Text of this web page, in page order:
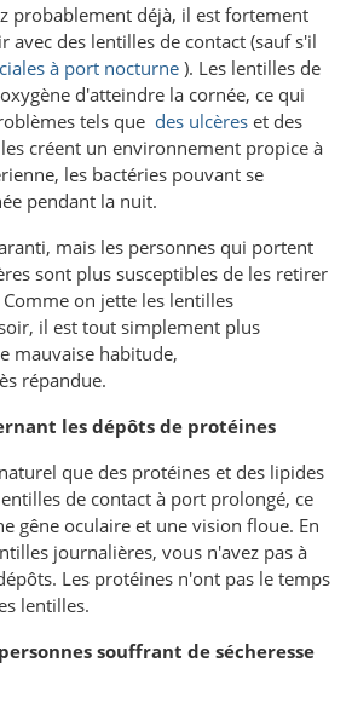
probablement déjà, il est fortement
avec des lentilles de contact (sauf s'il
à port nocturne). Les lentilles de
d'atteindre la cornée, ce qui
tels que des ulcères et des
créent un environnement propice à
les bactéries pouvant se
pendant la nuit.
mais les personnes qui portent
sont plus susceptibles de les retirer
on jette les lentilles
il est tout simplement plus
mauvaise habitude,
répandue.
les dépôts de protéines
que des protéines et des lipides
de contact à port prolongé, ce
gêne oculaire et une vision floue. En
journalières, vous n'avez pas à
Les protéines n'ont pas le temps
lentilles.
souffrant de sécheresse